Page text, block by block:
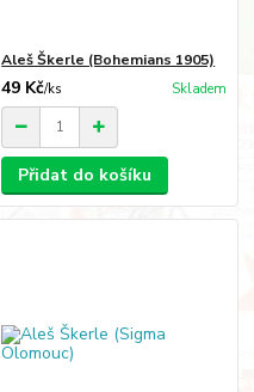
Aleš Škerle (Bohemians 1905)
49 Kč/ks Skladem
Přidat do košíku